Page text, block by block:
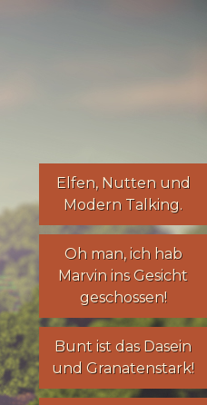
Elfen, Nuttenund
Modern Talking.
Oh man, ich hab
Marvin ins Gesicht
geschossen!
Bunt ist das Dasein
und Granatenstark!